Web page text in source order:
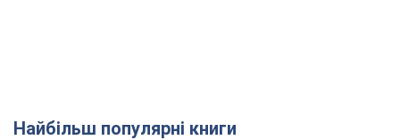
Найбільш популярні книги